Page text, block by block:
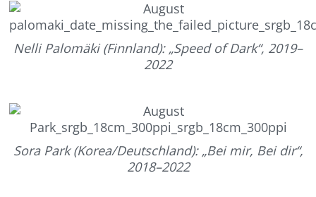
Nelli Palomäki (Finnland): „Speed of Dark“, 2019–
2022
Sora Park (Korea/Deutschland): „Bei mir, Bei dir“,
2018–2022